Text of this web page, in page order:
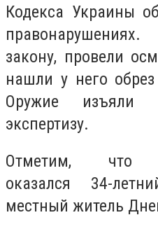
Кодекса Украины
закону, провели
нашли у него
Оружие изъяли
экспертизу.
Отметим, что
оказался 34-
местный житель